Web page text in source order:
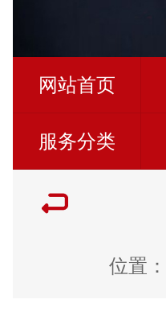
网站首页
服务分类
位置：